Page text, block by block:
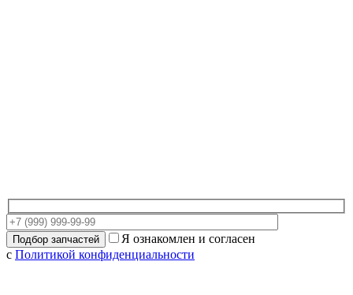
Я ознакомлен и согласен
с Политикой конфиденциальности